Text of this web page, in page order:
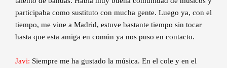
participaba como sustituto con mucha gente. Luego ya, con el
tiempo, me vine a Madrid, estuve bastante tiempo sin tocar
hasta que esta amiga en común ya nos puso en contacto.
Javi: Siempre me ha gustado la música. En el cole y en el